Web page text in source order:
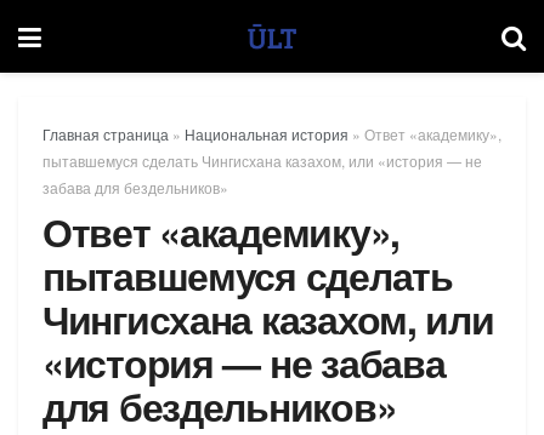
Главная страница » Национальная история » Ответ «академику»,
пытавшемуся сделать Чингисхана казахом, или «история — не
забава для бездельников»
Ответ «академику»,
пытавшемуся сделать
Чингисхана казахом, или
«история — не забава
для бездельников»